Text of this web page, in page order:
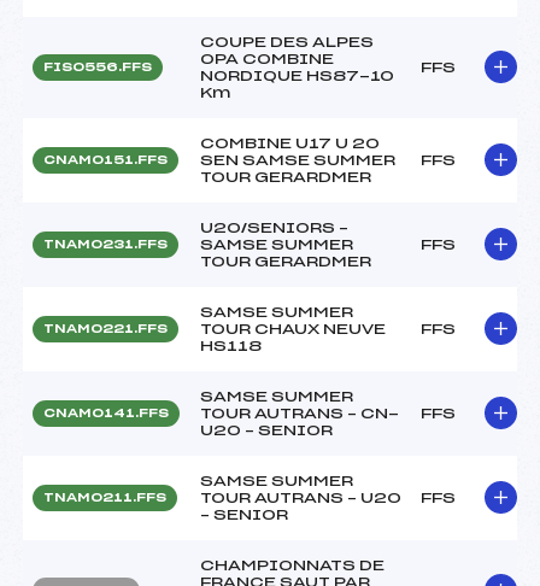
FIS0556.FFS
COUPE DES ALPES
OPA COMBINE
NORDIQUE HS87-10
Km
FFS
CNAM0151.FFS
COMBINE U17 U 20
SEN SAMSE SUMMER
TOUR GERARDMER
FFS
TNAM0231.FFS
U20/SENIORS –
SAMSE SUMMER
TOUR GERARDMER
FFS
TNAM0221.FFS
SAMSE SUMMER
TOUR CHAUX NEUVE
HS118
FFS
CNAM0141.FFS
SAMSE SUMMER
TOUR AUTRANS – CN-
U20 – SENIOR
FFS
TNAM0211.FFS
SAMSE SUMMER
TOUR AUTRANS – U20
– SENIOR
FFS
CHAMPIONNATS DE
FRANCE SAUT PAR